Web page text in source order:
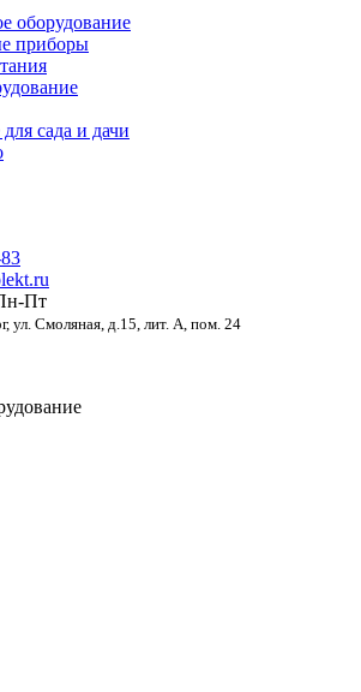
оборудование
приборы
сада и дачи
Пт
ул. Смоляная, д.15, лит. А, пом. 24